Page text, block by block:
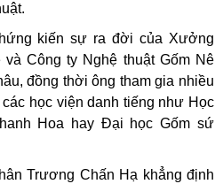
kiến sự ra đời của Xưởng
Công ty Nghệ thuật Gốm Nê
đồng thời ông tham gia nhiều
học viện danh tiếng như Học
Hoa hay Đại học Gốm sứ
Trương Chấn Hạ khẳng định